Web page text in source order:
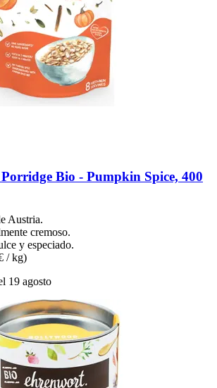
Porridge Bio -​ Pumpkin Spice, 400
Austria.
cremoso.
y especiado.
/ kg)
19 agosto